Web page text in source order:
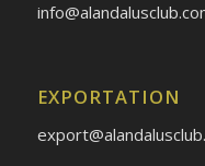
EXPORTATION